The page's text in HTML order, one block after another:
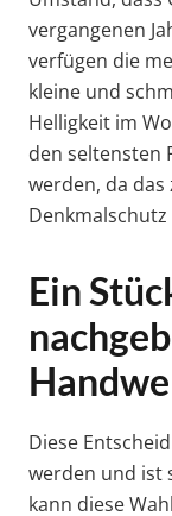
vergangenen
verfügen die
kleine und
Helligkeit im
den seltensten
werden, da
Ein
Diese
werden und ist
kann diese